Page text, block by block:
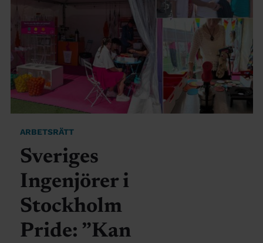
ARBETSRÄTT
Sveriges
Ingenjörer i
Stockholm
Pride: ”Kan